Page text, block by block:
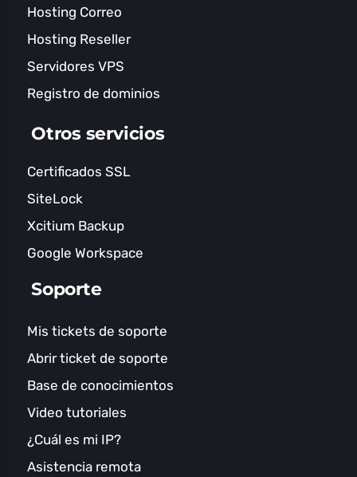
Hosting Correo
Hosting Reseller
Servidores VPS
Registro de dominios
Otros servicios
Certificados SSL
SiteLock
Xcitium Backup
Google Workspace
Soporte
Mis tickets de soporte
Abrir ticket de soporte
Base de conocimientos
Video tutoriales
¿Cuál es mi IP?
Asistencia remota